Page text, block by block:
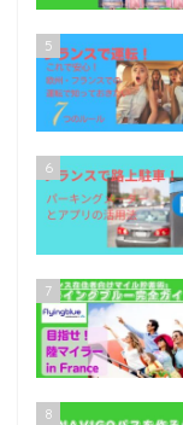
5
6
7
8